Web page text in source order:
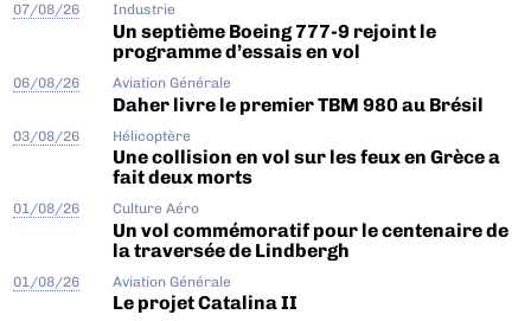
07/08/26 Industrie
Un septième Boeing 777-9 rejoint le
programme d’essais en vol
06/08/26 Aviation Générale
Daher livre le premier TBM 980 au Brésil
03/08/26 Hélicoptère
Une collision en vol sur les feux en Grèce a
fait deux morts
01/08/26 Culture Aéro
Un vol commémoratif pour le centenaire de
la traversée de Lindbergh
01/08/26 Aviation Générale
Le projet Catalina II